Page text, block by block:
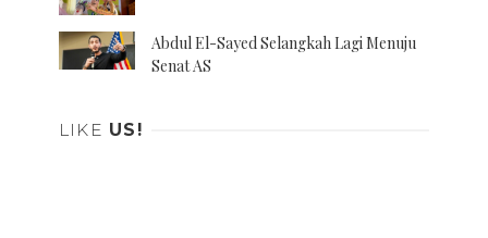
Abdul El-Sayed Selangkah Lagi Menuju
Senat AS
LIKE US!